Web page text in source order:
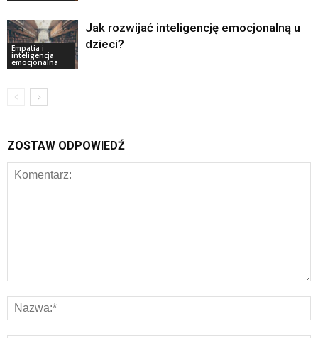
Empatia i
inteligencja
emocjonalna
Jak rozwijać inteligencję emocjonalną u
dzieci?
ZOSTAW ODPOWIEDŹ